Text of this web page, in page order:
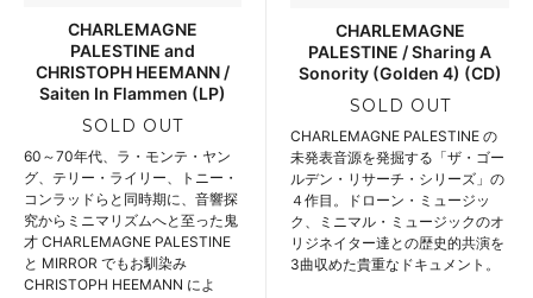
CHARLEMAGNE
PALESTINE and
CHRISTOPH HEEMANN /
Saiten In Flammen (LP)
SOLD OUT
60～70年代、ラ・モンテ・ヤン
グ、テリー・ライリー、トニー・
コンラッドらと同時期に、音響探
究からミニマリズムへと至った鬼
才 CHARLEMAGNE PALESTINE
と MIRROR でもお馴染み
CHRISTOPH HEEMANN によ
CHARLEMAGNE
PALESTINE / Sharing A
Sonority (Golden 4) (CD)
SOLD OUT
CHARLEMAGNE PALESTINE の
未発表音源を発掘する「ザ・ゴー
ルデン・リサーチ・シリーズ」の
４作目。ドローン・ミュージッ
ク、ミニマル・ミュージックのオ
リジネイター達との歴史的共演を
3曲収めた貴重なドキュメント。